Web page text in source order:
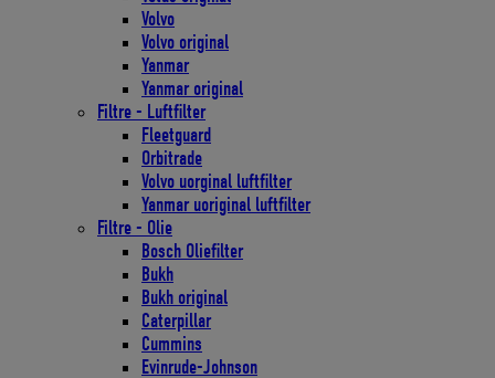
Volvo
Volvo original
Yanmar
Yanmar original
Filtre - Luftfilter
Fleetguard
Orbitrade
Volvo uorginal luftfilter
Yanmar uoriginal luftfilter
Filtre - Olie
Bosch Oliefilter
Bukh
Bukh original
Caterpillar
Cummins
Evinrude-Johnson